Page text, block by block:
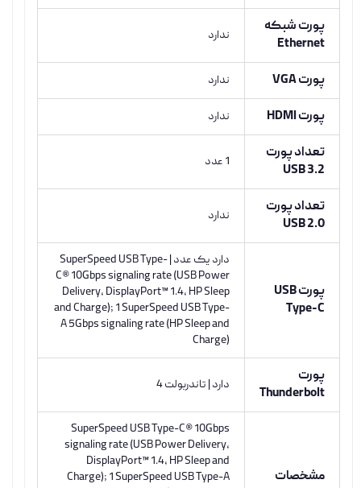
پورت شبکه
Ethernet
ندارد
پورت VGA ندارد
پورت HDMI ندارد
تعداد پورت
USB 3.2
1 عدد
تعداد پورت
USB 2.0
ندارد
پورت USB
Type-C
دارد یک عدد | SuperSpeed USB Type-
C® 10Gbps signaling rate (USB Power
Delivery, DisplayPort™ 1.4, HP Sleep
and Charge); 1 SuperSpeed USB Type-
A 5Gbps signaling rate (HP Sleep and
Charge)
پورت
Thunderbolt
دارد | تاندربولت 4
مشخصات
SuperSpeed USB Type-C® 10Gbps
signaling rate (USB Power Delivery,
DisplayPort™ 1.4, HP Sleep and
Charge); 1 SuperSpeed USB Type-A